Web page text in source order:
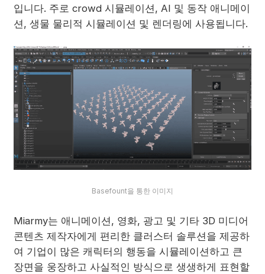
입니다. 주로 crowd 시뮬레이션, AI 및 동작 애니메이
션, 생물 물리적 시뮬레이션 및 렌더링에 사용됩니다.
Basefount을 통한 이미지
Miarmy는 애니메이션, 영화, 광고 및 기타 3D 미디어
콘텐츠 제작자에게 편리한 클러스터 솔루션을 제공하
여 기업이 많은 캐릭터의 행동을 시뮬레이션하고 큰
장면을 웅장하고 사실적인 방식으로 생생하게 표현할